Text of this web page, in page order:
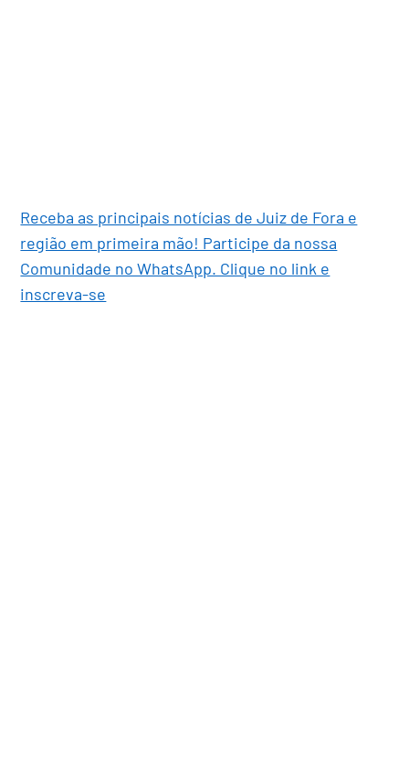
Receba as principais notícias de Juiz de Fora e
região em primeira mão! Participe da nossa
Comunidade no WhatsApp. Clique no link e
inscreva-se